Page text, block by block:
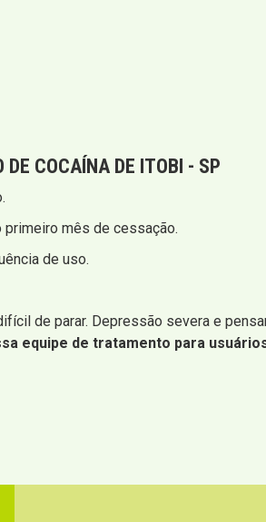
DE COCAÍNA DE ITOBI - SP
mês de cessação.
de uso.
de parar. Depressão severa e
equipe de tratamento para